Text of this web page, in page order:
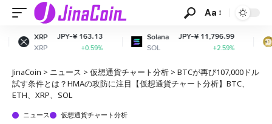
Aa
¥ 163.13
+0.59%
Solana
SOL
JPY-¥ 11,796.99
+2.59%
Dogecoin
DOGE
JinaCoin > ニュース > 仮想通貨チャート分析 > BTCが再び107,000ドル
試す条件とは？HMAの攻防に注目【仮想通貨チャート分析】BTC、
ETH、XRP、SOL
ニュース 仮想通貨チャート分析